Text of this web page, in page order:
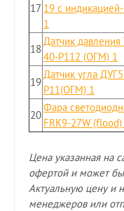
17 19 с
1
18
Датчик
40-Р112 (ОГМ) 1
19
Датчик угла
Р11(ОГМ) 1
20
Фара
FRК9-27W (flood)
Цена указанная на
офертой и может
Актуальную цену и
менеджеров или